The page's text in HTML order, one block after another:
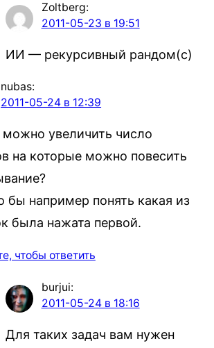
Zoltberg:
2011-05-23 в 19:51
ИИ — рекурсивный рандом(с)
nubas:
2011-05-24 в 12:39
можно увеличить число
на которые можно повесить
бы например понять какая из
была нажата первой.
чтобы ответить
burjui:
2011-05-24 в 18:16
Для таких задач вам нужен